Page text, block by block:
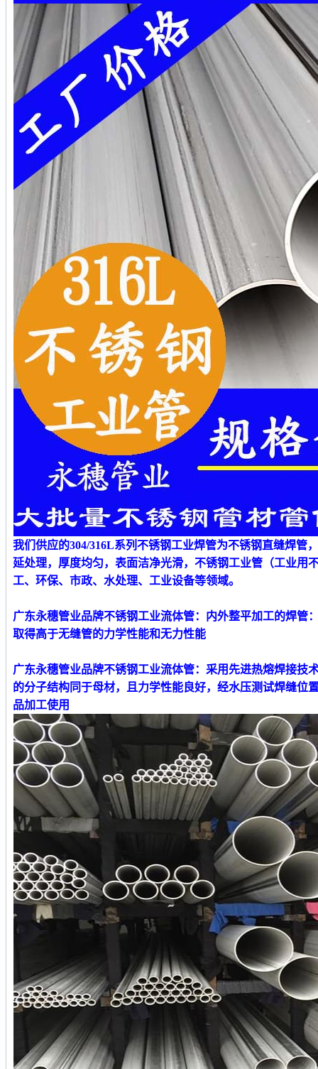
我们供应的304/316L系列不锈钢工业焊管为不锈钢直缝焊管
延处理，厚度均匀，表面洁净光滑，不锈钢工业管（工业用
工、环保、市政、水处理、工业设备等领域。
广东永穗管业品牌不锈钢工业流体管：内外整平加工的焊管
取得高于无缝管的力学性能和无力性能
广东永穗管业品牌不锈钢工业流体管：采用先进热熔焊接技
的分子结构同于母材，且力学性能良好，经水压测试焊缝位
品加工使用